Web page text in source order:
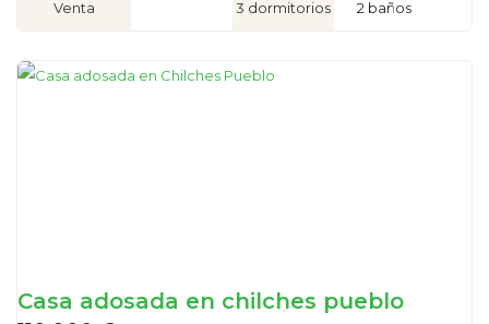
Venta 3 dormitorios 2 baños
Casa adosada en chilches pueblo